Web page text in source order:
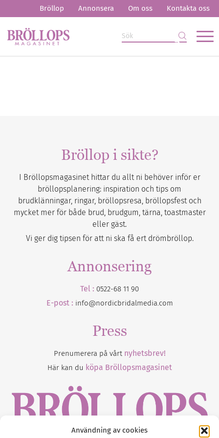
Användning av cookies
Bröllop Annonsera Om oss Kontakta oss
Bröllop i sikte?
I Bröllopsmagasinet hittar du allt ni behöver inför er
bröllopsplanering: inspiration och tips om
brudklänningar, ringar, bröllopsresa, bröllopsfest och
mycket mer för både brud, brudgum, tärna, toastmaster
eller gäst.
Vi ger dig tipsen för att ni ska få ert drömbröllop.
Annonsering
Tel : 0522-68 11 90
E-post : info@nordicbridalmedia.com
Press
Prenumerera på vårt nyhetsbrev!
Här kan du köpa Bröllopsmagasinet